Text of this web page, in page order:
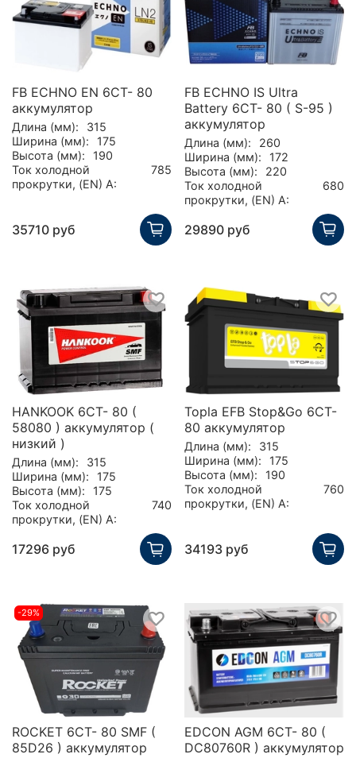
FB ECHNO EN 6CT- 80
аккумулятор
Длина (мм):
315
Ширина (мм):
175
Высота (мм):
190
Ток холодной
прокрутки, (EN) А:
785
35710 руб
FB ECHNO IS Ultra
Battery 6CT- 80 ( S-95 )
аккумулятор
Длина (мм):
260
Ширина (мм):
172
Высота (мм):
220
Ток холодной
прокрутки, (EN) А:
680
29890 руб
HANKOOK 6CT- 80 (
58080 ) аккумулятор (
низкий )
Длина (мм):
315
Ширина (мм):
175
Высота (мм):
175
Ток холодной
прокрутки, (EN) А:
740
17296 руб
Topla EFB Stop&Go 6CT-
80 аккумулятор
Длина (мм):
315
Ширина (мм):
175
Высота (мм):
190
Ток холодной
прокрутки, (EN) А:
760
34193 руб
-29%
ROCKET 6CT- 80 SMF (
85D26 ) аккумулятор
EDCON AGM 6CT- 80 (
DC80760R ) аккумулятор